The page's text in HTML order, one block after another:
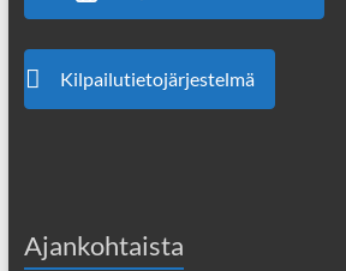
Kilpailutietojärjestelmä
Ajankohtaista